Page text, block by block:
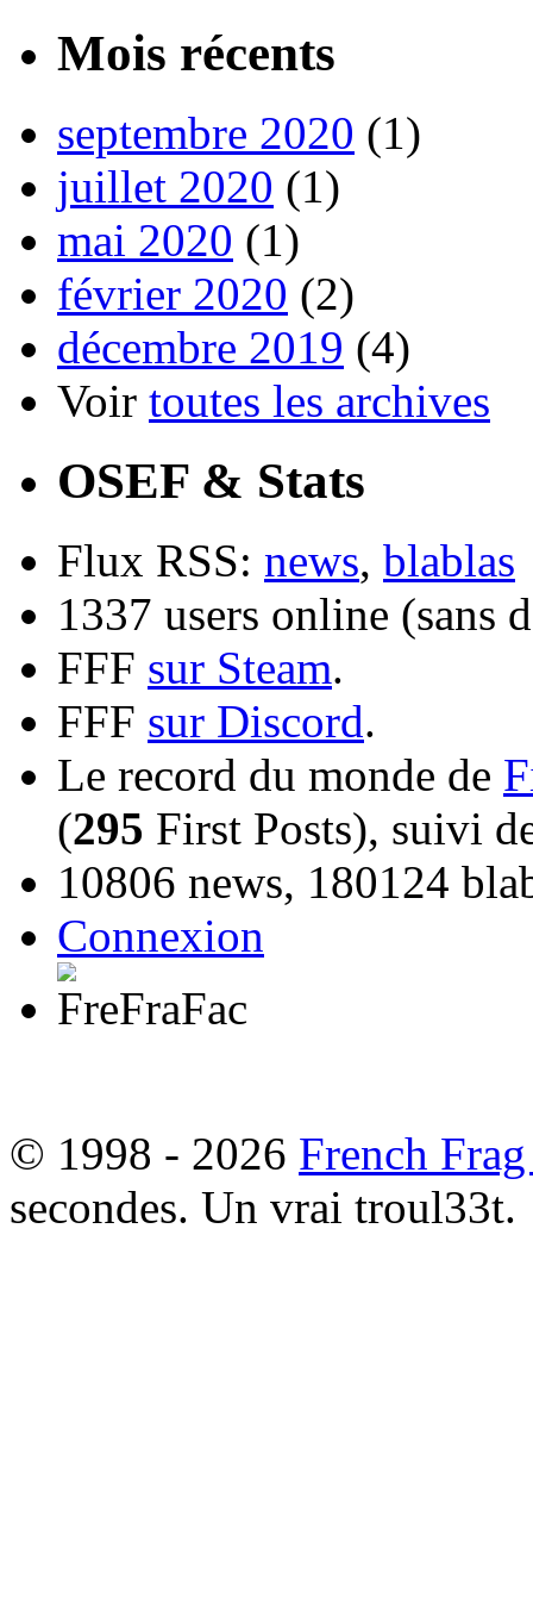
Mois récents
septembre 2020 (1)
juillet 2020 (1)
mai 2020 (1)
février 2020 (2)
décembre 2019 (4)
Voir toutes les archives
OSEF & Stats
Flux RSS: news, blablas
1337 users online (sans
FFF sur Steam.
FFF sur Discord.
Le record du monde de
(295 First Posts), suivi
10806 news, 180124
Connexion
© 1998 - 2026 French
secondes. Un vrai troul33t.